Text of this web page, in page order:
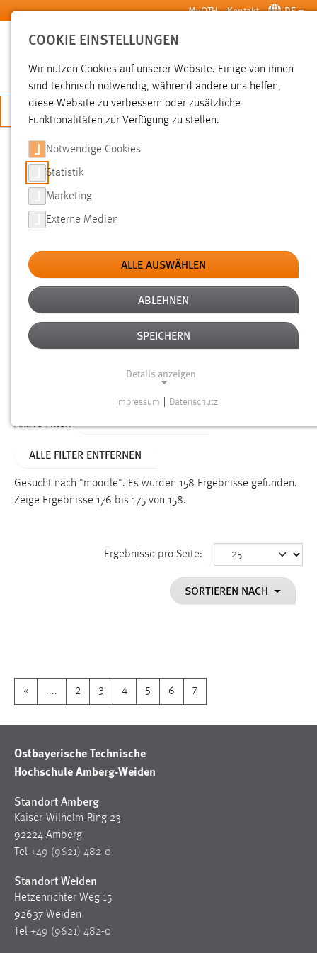
Zum Hauptinhalt springen MyOTH Kontakt DE
SUCHE
JETZT BEWERBEN
SUCHE
FILTER
Typ
Erstellungsdatum
Alter
Aktive Filter:
ALLE FILTER ENTFERNEN
Gesucht nach "moodle". Es wurden 158 Ergebnisse gefunden.
Zeige Ergebnisse 176 bis 175 von 158.
Ergebnisse pro Seite:
SORTIEREN NACH
« .... 2 3 4 5 6 7
Ostbayerische Technische
Hochschule Amberg-Weiden
Standort Amberg
Kaiser-Wilhelm-Ring 23
92224 Amberg
Tel +49 (9621) 482-0
Standort Weiden
Hetzenrichter Weg 15
92637 Weiden
Tel +49 (9621) 482-0
COOKIE EINSTELLUNGEN
Wir nutzen Cookies auf unserer Website. Einige von ihnen
sind technisch notwendig, während andere uns helfen,
diese Website zu verbessern oder zusätzliche
Funktionalitäten zur Verfügung zu stellen.
Notwendige Cookies
Statistik
Marketing
Externe Medien
ALLE AUSWÄHLEN
ABLEHNEN
SPEICHERN
Details anzeigen
Funktionen und sind für die einwandfreie Funktion der
Einverständnis
cookie_consent
Dieser Cookie speichert die ausgewählten Einverständnis-
Performance
Zweck:
Für performante Seitenauslieferung wird in diesem Cookie
Sprachpräferenz
Name:
Zweck:
Das Cookie speichert die gewählte Sprache der Website.
Impressum Datenschutz